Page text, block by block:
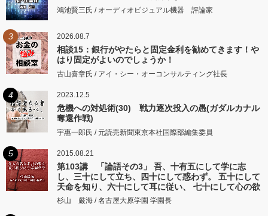
鴻池賢三氏 / オーディオビジュアル機器 評論家
3 2026.08.7
相談15：銀行がやたらと固定金利を勧めてきます！や
はり固定がよいのでしょうか！
古山喜章氏 / アイ・シー・オーコンサルティング社長
4 2023.12.5
危機への対処術(30) 戦力逐次投入の愚(ガダルカナル
奪還作戦)
宇惠一郎氏 / 元読売新聞東京本社国際部編集委員
5 2015.08.21
第103講 「論語その3」 吾、十有五にして学に志
し、三十にして立ち、四十にして惑わず。 五十にして
天命を知り、六十にして耳に従い、 七十にして心の欲
するところに従いて矩をこえず。
杉山 厳海 / 名古屋大原学園 学園長